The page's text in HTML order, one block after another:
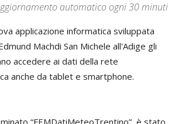
automatico ogni 30 minuti
applicazione informatica sviluppata
Machdi San Michele all'Adige gli
accedere ai dati della rete
anche da tablet e smartphone.
“FEMDatiMeteoTrentino”, è stato